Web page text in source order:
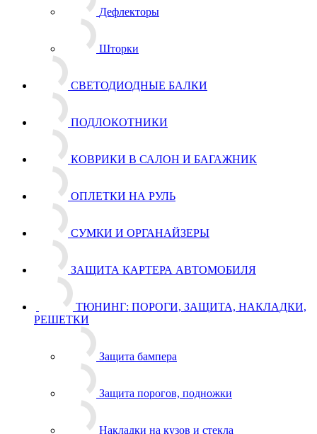
Дефлекторы
Шторки
СВЕТОДИОДНЫЕ БАЛКИ
ПОДЛОКОТНИКИ
КОВРИКИ В САЛОН И БАГАЖНИК
ОПЛЕТКИ НА РУЛЬ
СУМКИ И ОРГАНАЙЗЕРЫ
ЗАЩИТА КАРТЕРА АВТОМОБИЛЯ
ТЮНИНГ: ПОРОГИ, ЗАЩИТА, НАКЛАДКИ,
РЕШЕТКИ
Защита бампера
Защита порогов, подножки
Накладки на кузов и стекла